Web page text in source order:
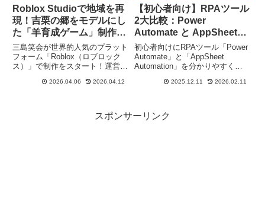
Roblox Studioで地域を再
現！吉栗の郷をモデルにし
た「羊育成ゲーム」制作始
動
三島笑会が世界的人気のプラット
フォーム「Roblox（ロブロック
ス）」で制作をスタート！運営に
郷」をモデルにした、羊育成ゲー
様子や、地域×デジタルの新しい
挑戦についてご紹介します。
2026.04.06 2026.04.12
【初心者向け】RPAツール
2大比較：Power
Automate と AppSheet
Automation の特徴まとめ
初心者向けにRPAツール「Power
Automate」と「AppSheet
Automation」を分かりやすく比
る業務をまとめ、Googleと
2025.12.11 2026.02.11
スポンサーリンク